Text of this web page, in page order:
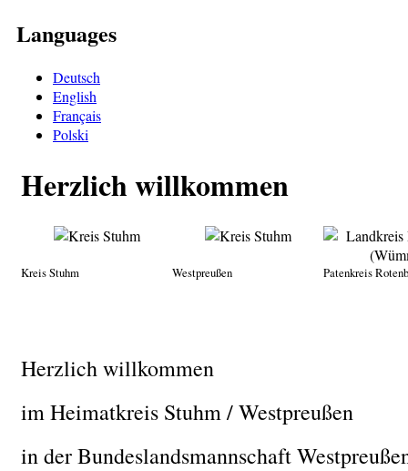
Languages
Deutsch
English
Français
Polski
Herzlich willkommen
Kreis Stuhm Westpreußen Patenkreis
Herzlich willkommen
im Heimatkreis Stuhm / Westpreußen
in der Bundeslandsmannschaft